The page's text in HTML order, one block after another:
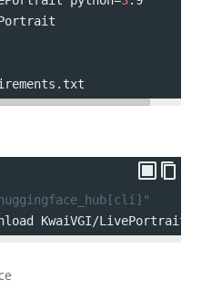
KwaiVGI/LivePortrait